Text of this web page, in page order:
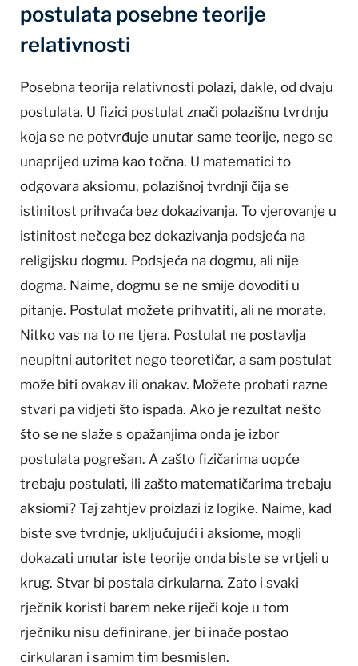
postulata posebne teorije
relativnosti
Posebna teorija relativnosti polazi, dakle, od dvaju
postulata. U fizici postulat znači polazišnu tvrdnju
koja se ne potvrđuje unutar same teorije, nego se
unaprijed uzima kao točna. U matematici to
odgovara aksiomu, polazišnoj tvrdnji čija se
istinitost prihvaća bez dokazivanja. To vjerovanje u
istinitost nečega bez dokazivanja podsjeća na
religijsku dogmu. Podsjeća na dogmu, ali nije
dogma. Naime, dogmu se ne smije dovoditi u
pitanje. Postulat možete prihvatiti, ali ne morate.
Nitko vas na to ne tjera. Postulat ne postavlja
neupitni autoritet nego teoretičar, a sam postulat
može biti ovakav ili onakav. Možete probati razne
stvari pa vidjeti što ispada. Ako je rezultat nešto
što se ne slaže s opažanjima onda je izbor
postulata pogrešan. A zašto fizičarima uopće
trebaju postulati, ili zašto matematičarima trebaju
aksiomi? Taj zahtjev proizlazi iz logike. Naime, kad
biste sve tvrdnje, uključujući i aksiome, mogli
dokazati unutar iste teorije onda biste se vrtjeli u
krug. Stvar bi postala cirkularna. Zato i svaki
rječnik koristi barem neke riječi koje u tom
rječniku nisu definirane, jer bi inače postao
cirkularan i samim tim besmislen.